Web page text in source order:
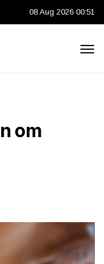
08 Aug 2026 00:51
om